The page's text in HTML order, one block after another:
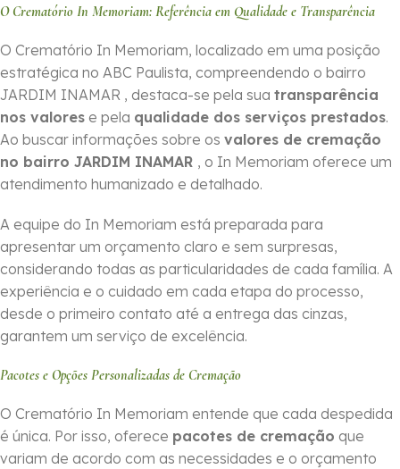
O Crematório In Memoriam: Referência em Qualidade e Transparência
O Crematório In Memoriam, localizado em uma posição
estratégica no ABC Paulista, compreendendo o bairro
JARDIM INAMAR , destaca-se pela sua transparência
nos valores e pela qualidade dos serviços prestados.
Ao buscar informações sobre os valores de cremação
no bairro JARDIM INAMAR , o In Memoriam oferece um
atendimento humanizado e detalhado.
A equipe do In Memoriam está preparada para
apresentar um orçamento claro e sem surpresas,
considerando todas as particularidades de cada família. A
experiência e o cuidado em cada etapa do processo,
desde o primeiro contato até a entrega das cinzas,
garantem um serviço de excelência.
Pacotes e Opções Personalizadas de Cremação
O Crematório In Memoriam entende que cada despedida
é única. Por isso, oferece pacotes de cremação que
variam de acordo com as necessidades e o orçamento